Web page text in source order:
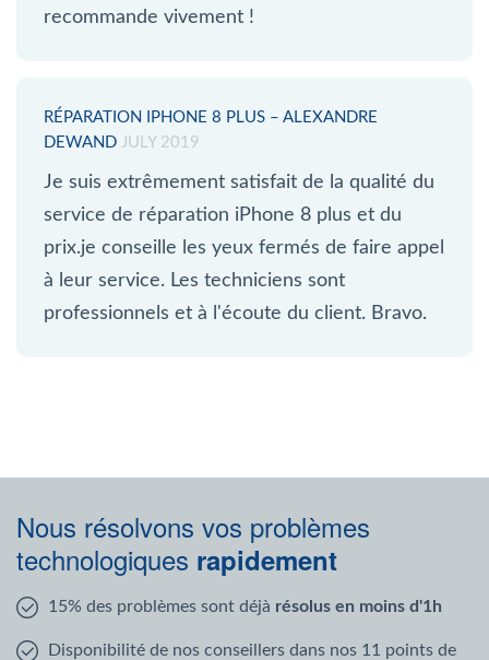
recommande vivement !
RÉPARATION IPHONE 8 PLUS – ALEXANDRE
DEWAND JULY 2019
Je suis extrêmement satisfait de la qualité du
service de réparation iPhone 8 plus et du
prix.je conseille les yeux fermés de faire appel
à leur service. Les techniciens sont
professionnels et à l'écoute du client. Bravo.
Nous résolvons vos problèmes
technologiques rapidement
15% des problèmes sont déjà résolus en moins d'1h
Disponibilité de nos conseillers dans nos 11 points de